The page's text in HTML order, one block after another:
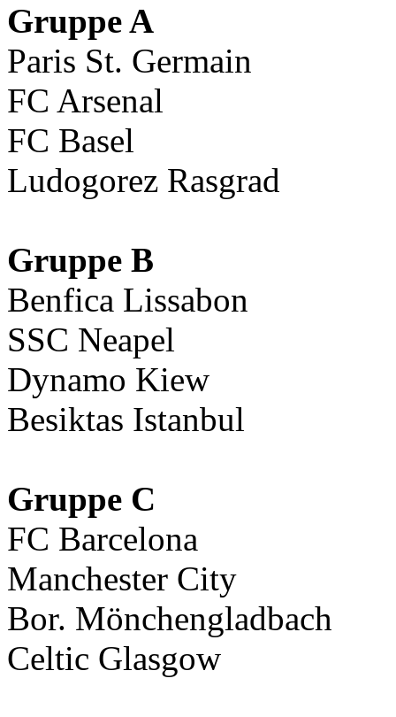
Gruppe A
Paris St. Germain
FC Arsenal
FC Basel
Ludogorez Rasgrad
Gruppe B
Benfica Lissabon
SSC Neapel
Dynamo Kiew
Besiktas Istanbul
Gruppe C
FC Barcelona
Manchester City
Bor. Mönchengladbach
Celtic Glasgow